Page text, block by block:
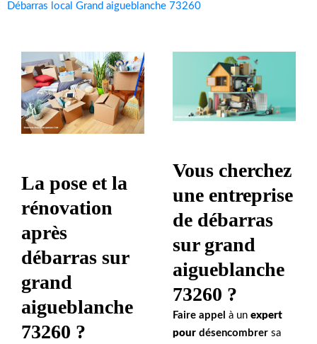
Débarras local Grand aigueblanche 73260
La pose et la
rénovation
après
débarras sur
grand
aigueblanche
73260 ?
Vous cherchez
une entreprise
de débarras
sur grand
aigueblanche
73260 ?
Faire appel à un expert
pour désencombrer sa